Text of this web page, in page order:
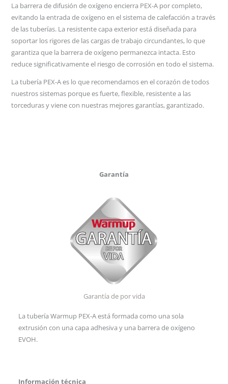
La barrera de difusión de oxígeno encierra PEX-A por completo,
evitando la entrada de oxígeno en el sistema de calefacción a través
de las tuberías. La resistente capa exterior está diseñada para
soportar los rigores de las cargas de trabajo circundantes, lo que
garantiza que la barrera de oxígeno permanezca intacta. Esto
reduce significativamente el riesgo de corrosión en todo el sistema.
La tubería PEX-A es lo que recomendamos en el corazón de todos
nuestros sistemas porque es fuerte, flexible, resistente a las
torceduras y viene con nuestras mejores garantías, garantizado.
Garantía
Garantía de por vida
La tubería Warmup PEX-A está formada como una sola
extrusión con una capa adhesiva y una barrera de oxígeno
EVOH.
Información técnica